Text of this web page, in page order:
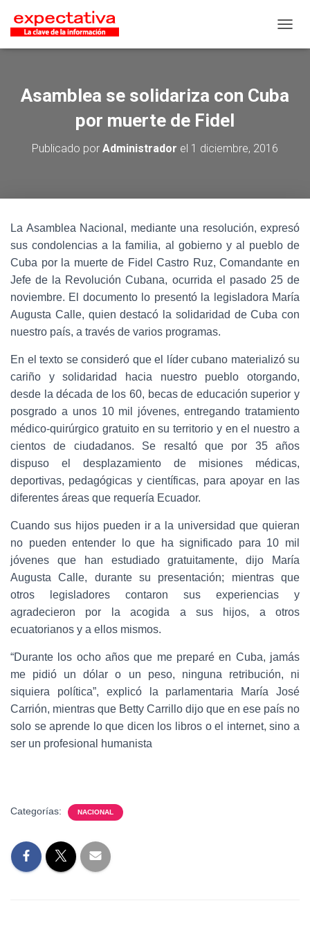
Asamblea se solidariza con Cuba
por muerte de Fidel
Publicado por Administrador el 1 diciembre, 2016
La Asamblea Nacional, mediante una resolución, expresó
sus condolencias a la familia, al gobierno y al pueblo de
Cuba por la muerte de Fidel Castro Ruz, Comandante en
Jefe de la Revolución Cubana, ocurrida el pasado 25 de
noviembre. El documento lo presentó la legisladora María
Augusta Calle, quien destacó la solidaridad de Cuba con
nuestro país, a través de varios programas.
En el texto se consideró que el líder cubano materializó su
cariño y solidaridad hacia nuestro pueblo otorgando,
desde la década de los 60, becas de educación superior y
posgrado a unos 10 mil jóvenes, entregando tratamiento
médico-quirúrgico gratuito en su territorio y en el nuestro a
cientos de ciudadanos. Se resaltó que por 35 años
dispuso el desplazamiento de misiones médicas,
deportivas, pedagógicas y científicas, para apoyar en las
diferentes áreas que requería Ecuador.
Cuando sus hijos pueden ir a la universidad que quieran
no pueden entender lo que ha significado para 10 mil
jóvenes que han estudiado gratuitamente, dijo María
Augusta Calle, durante su presentación; mientras que
otros legisladores contaron sus experiencias y
agradecieron por la acogida a sus hijos, a otros
ecuatorianos y a ellos mismos.
“Durante los ocho años que me preparé en Cuba, jamás
me pidió un dólar o un peso, ninguna retribución, ni
siquiera política”, explicó la parlamentaria María José
Carrión, mientras que Betty Carrillo dijo que en ese país no
solo se aprende lo que dicen los libros o el internet, sino a
ser un profesional humanista
Categorías: NACIONAL